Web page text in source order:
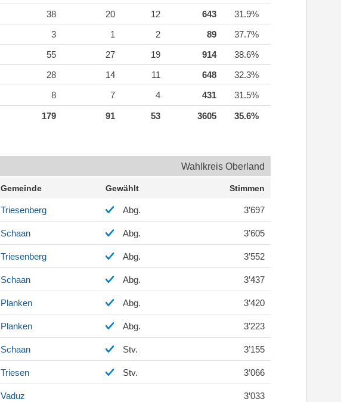
38 20 12 643
31.9%
3 1 2 89
37.7%
55 27 19 914
38.6%
28 14 11 648
32.3%
8 7 4 431 31.5%
179 91 53 3605 35.6%
Wahlkreis Oberland
Gemeinde Gewählt Stimmen
Triesenberg Abg. 3’697
Schaan Abg. 3’605
Triesenberg Abg. 3’552
Schaan Abg. 3’437
Planken Abg. 3’420
Planken Abg. 3’223
Schaan Stv. 3’155
Triesen Stv. 3’066
Vaduz 3’033